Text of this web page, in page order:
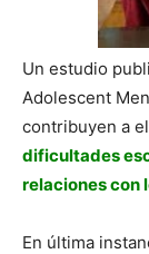
Un estudio
Adolescent
contribuyen a
dificultades
relaciones con
En última